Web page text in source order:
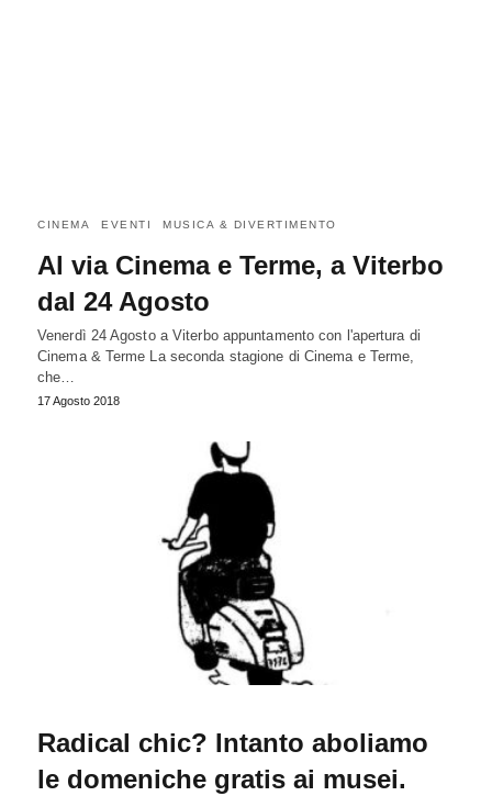
CINEMA EVENTI MUSICA & DIVERTIMENTO
Al via Cinema e Terme, a Viterbo
dal 24 Agosto
Venerdì 24 Agosto a Viterbo appuntamento con l'apertura di
Cinema & Terme La seconda stagione di Cinema e Terme,
che…
17 Agosto 2018
Radical chic? Intanto aboliamo
le domeniche gratis ai musei.